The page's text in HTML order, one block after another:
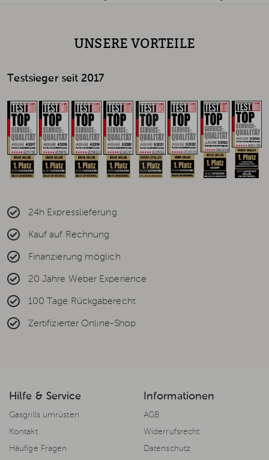
UNSERE VORTEILE
Testsieger seit 2017
24h Expresslieferung
Kauf auf Rechnung
Finanzierung möglich
20 Jahre Weber Experience
100 Tage Rückgaberecht
Zertifizierter Online-Shop
Hilfe & Service
Gasgrills umrüsten
Kontakt
Häufige Fragen
Informationen
AGB
Widerrufsrecht
Datenschutz